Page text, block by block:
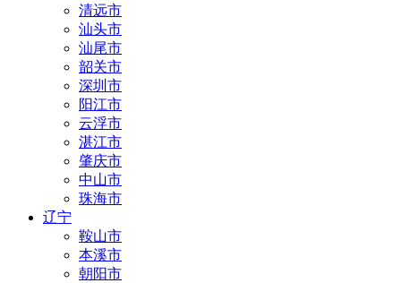
清远市
汕头市
汕尾市
韶关市
深圳市
阳江市
云浮市
湛江市
肇庆市
中山市
珠海市
辽宁
鞍山市
本溪市
朝阳市